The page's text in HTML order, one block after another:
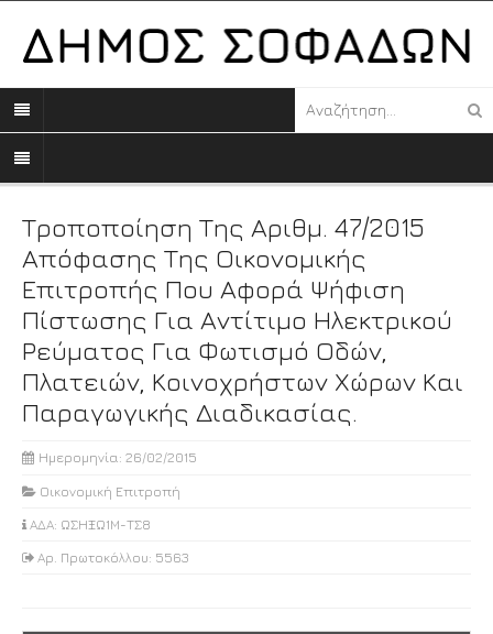
Τροποποίηση Της Αριθμ. 47/2015
Απόφασης Της Οικονομικής
Επιτροπής Που Αφορά Ψήφιση
Πίστωσης Για Αντίτιμο Ηλεκτρικού
Ρεύματος Για Φωτισμό Οδών,
Πλατειών, Κοινοχρήστων Χώρων Και
Παραγωγικής Διαδικασίας.
Ημερομηνία: 26/02/2015
Οικονομική Επιτροπή
ΑΔΑ: ΩΣΗΞΩ1Μ-ΤΣ8
Αρ. Πρωτοκόλλου: 5563